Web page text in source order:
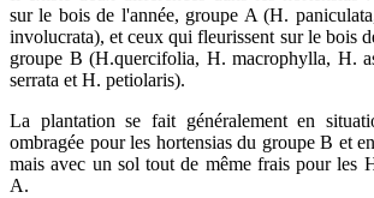
sur le bois de l'année, groupe A (H.
involucrata), et ceux qui fleurissent sur le bois
groupe B (H.quercifolia, H. macrophylla, H.
serrata et H. petiolaris).
La plantation se fait généralement en
ombragée pour les hortensias du groupe B et
mais avec un sol tout de même frais pour les
A.